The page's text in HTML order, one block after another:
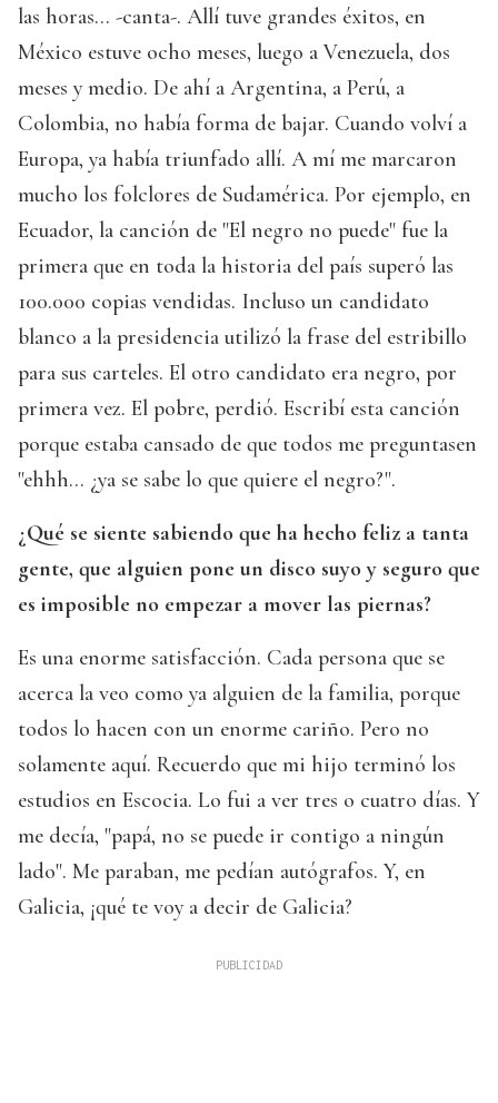
las horas... -canta-. Allí tuve grandes éxitos, en
México estuve ocho meses, luego a Venezuela, dos
meses y medio. De ahí a Argentina, a Perú, a
Colombia, no había forma de bajar. Cuando volví a
Europa, ya había triunfado allí. A mí me marcaron
mucho los folclores de Sudamérica. Por ejemplo, en
Ecuador, la canción de "El negro no puede" fue la
primera que en toda la historia del país superó las
100.000 copias vendidas. Incluso un candidato
blanco a la presidencia utilizó la frase del estribillo
para sus carteles. El otro candidato era negro, por
primera vez. El pobre, perdió. Escribí esta canción
porque estaba cansado de que todos me preguntasen
"ehhh... ¿ya se sabe lo que quiere el negro?".
¿Qué se siente sabiendo que ha hecho feliz a tanta
gente, que alguien pone un disco suyo y seguro que
es imposible no empezar a mover las piernas?
Es una enorme satisfacción. Cada persona que se
acerca la veo como ya alguien de la familia, porque
todos lo hacen con un enorme cariño. Pero no
solamente aquí. Recuerdo que mi hijo terminó los
estudios en Escocia. Lo fui a ver tres o cuatro días. Y
me decía, "papá, no se puede ir contigo a ningún
lado". Me paraban, me pedían autógrafos. Y, en
Galicia, ¡qué te voy a decir de Galicia?